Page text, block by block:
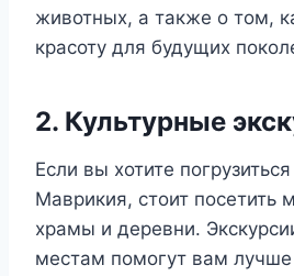
животных, а также о том,
красоту для будущих
2. Культурные
Если вы хотите
Маврикия, стоит посетить
храмы и деревни.
местам помогут вам лучше